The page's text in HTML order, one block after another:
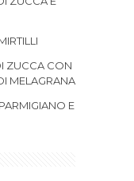
ZUCCA CON
MELAGRANA
E